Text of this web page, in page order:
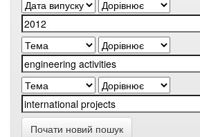
Почати новий пошук